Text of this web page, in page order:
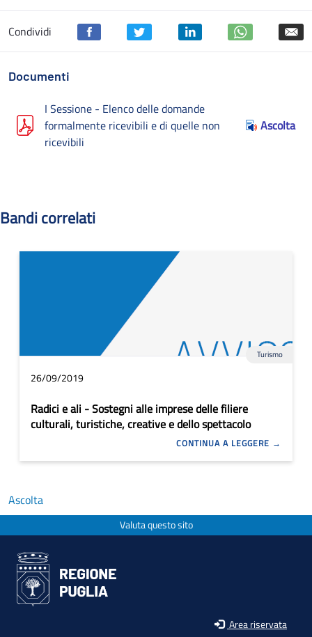
Condividi
Documenti
I Sessione - Elenco delle domande
formalmente ricevibili e di quelle non
ricevibili
Ascolta
Bandi correlati
Turismo
26/09/2019
Radici e ali - Sostegni alle imprese delle filiere
culturali, turistiche, creative e dello spettacolo
CONTINUA A LEGGERE
Ascolta
Valuta questo sito
Area riservata